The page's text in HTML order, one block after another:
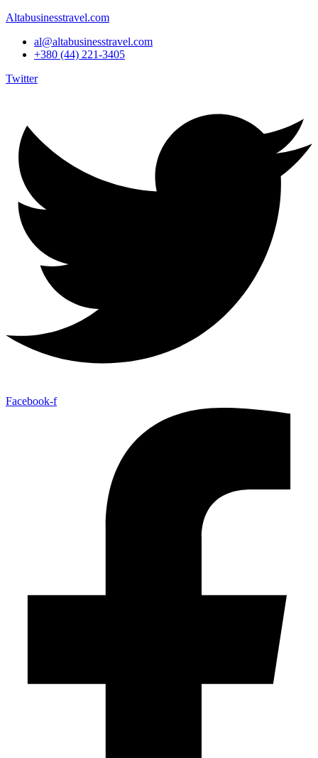
Altabusinesstravel.com
al@altabusinesstravel.com
+380 (44) 221-3405
Twitter
Facebook-f